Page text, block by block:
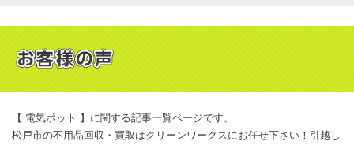
【 電気ポット 】に関する記事一覧ページです。
松戸市の不用品回収・買取はクリーンワークスにお任せ下さい！引越し